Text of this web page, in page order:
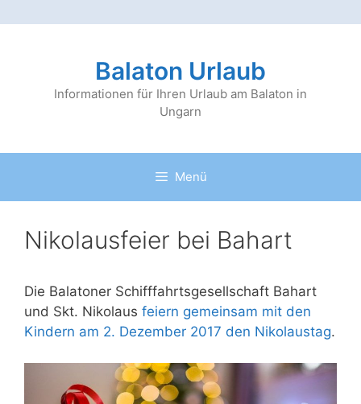
Balaton Urlaub
Informationen für Ihren Urlaub am Balaton in
Ungarn
Menü
Nikolausfeier bei Bahart
Die Balatoner Schifffahrtsgesellschaft Bahart
und Skt. Nikolaus feiern gemeinsam mit den
Kindern am 2. Dezember 2017 den Nikolaustag.